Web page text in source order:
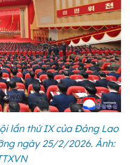
lần thứ IX của Đảng Lao
ngày 25/2/2026. Ảnh: